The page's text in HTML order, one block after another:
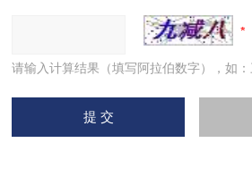
请输入计算结果（填写阿拉伯数字），如